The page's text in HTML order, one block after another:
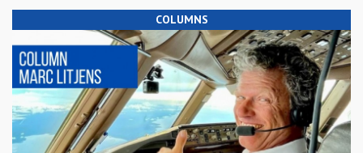
COLUMNS